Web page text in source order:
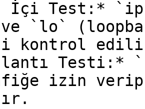
`lo`
kontrol
izin